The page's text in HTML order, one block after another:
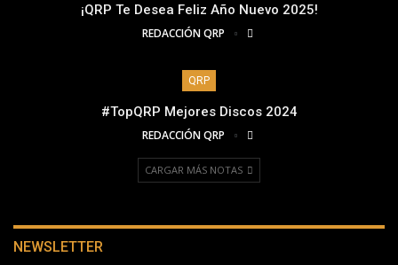
¡QRP Te Desea Feliz Año Nuevo 2025!
REDACCIÓN QRP
QRP
#TopQRP Mejores Discos 2024
REDACCIÓN QRP
CARGAR MÁS NOTAS
NEWSLETTER